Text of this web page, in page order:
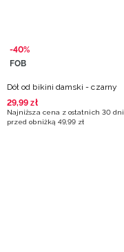
-40%
FOB
Dół od bikini damski - czarny
29,99 zł
Najniższa cena z ostatnich 30 dni
przed obniżką 49,99 zł